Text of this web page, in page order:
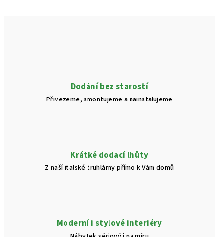
Dodání bez starostí
Přivezeme, smontujeme a nainstalujeme
Krátké dodací lhůty
Z naší italské truhlárny přímo k Vám domů
Moderní i stylové interiéry